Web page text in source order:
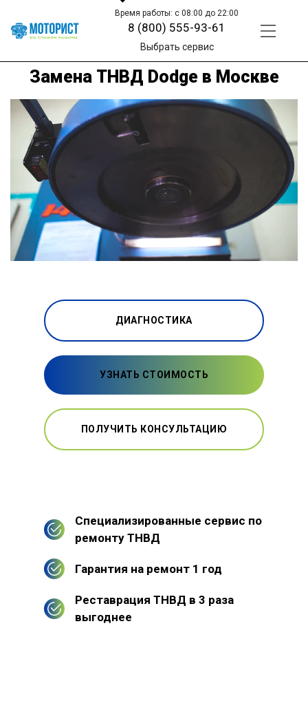
Время работы: с 08:00 до 22:00
8 (800) 555-93-61
Выбрать сервис
Замена ТНВД Dodge в Москве
ДИАГНОСТИКА
УЗНАТЬ СТОИМОСТЬ
ПОЛУЧИТЬ КОНСУЛЬТАЦИЮ
Специализированные сервис по
ремонту ТНВД
Гарантия на ремонт 1 год
Реставрация ТНВД в 3 раза
выгоднее